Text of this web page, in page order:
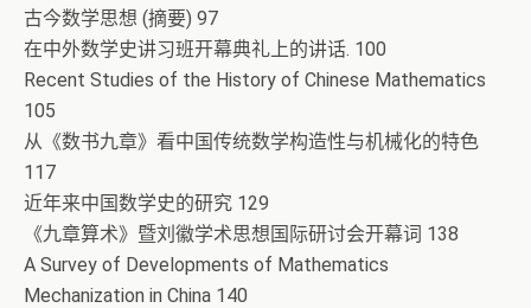
古今数学思想 (摘要) 97
在中外数学史讲习班开幕典礼上的讲话. 100
Recent Studies of the History of Chinese Mathematics
105
从《数书九章》看中国传统数学构造性与机械化的特色
117
近年来中国数学史的研究 129
《九章算术》暨刘徽学术思想国际研讨会开幕词 138
A Survey of Developments of Mathematics
Mechanization in China 140